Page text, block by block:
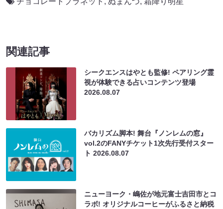
関連記事
シークエンスはやとも監修! ペアリング霊
視が体験できる占いコンテンツ登場
2026.08.07
バカリズム脚本! 舞台『ノンレムの窓』
vol.2のFANYチケット1次先行受付スター
ト2026.08.07
ニューヨーク・嶋佐が地元富士吉田市とコ
ラボ! オリジナルコーヒーがふるさと納税